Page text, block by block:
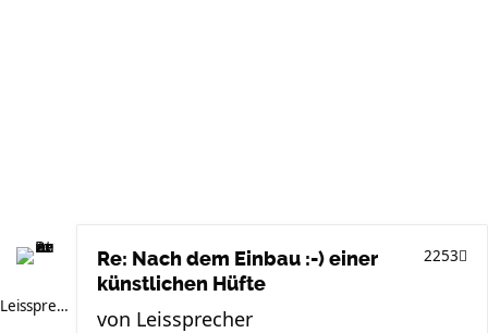
Leissprecher
Re: Nach dem Einbau :-) einer
künstlichen Hüfte
2253
von Leissprecher